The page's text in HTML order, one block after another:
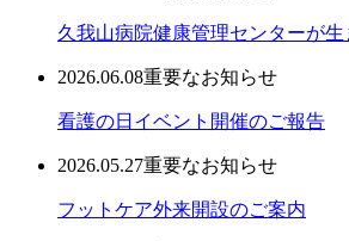
久我山病院健康管理センターが生
2026.06.08重要なお知らせ
看護の日イベント開催のご報告
2026.05.27重要なお知らせ
フットケア外来開設のご案内